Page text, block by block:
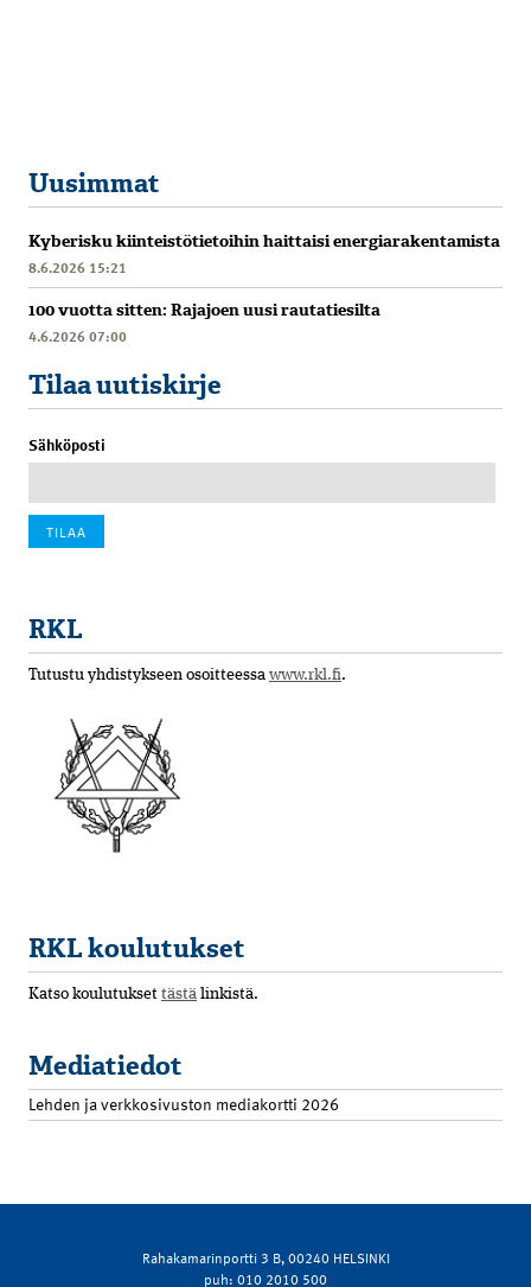
Uusimmat
Kyberisku kiinteistötietoihin haittaisi energiarakentamista
8.6.2026 15:21
100 vuotta sitten: Rajajoen uusi rautatiesilta
4.6.2026 07:00
Tilaa uutiskirje
Sähköposti
RKL
Tutustu yhdistykseen osoitteessa www.rkl.fi.
RKL koulutukset
Katso koulutukset tästä linkistä.
Mediatiedot
Lehden ja verkkosivuston mediakortti 2026
Rahakamarinportti 3 B, 00240 HELSINKI
puh: 010 2010 500